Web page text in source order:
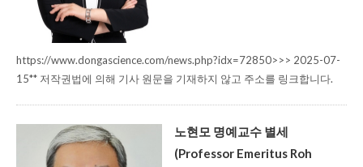
https://www.dongascience.com/news.php?idx=72850>>> 2025-07-
15** 저작권법에 의해 기사 원문을 기재하지 않고 주소를 링크합니다.
노현모 명예교수 별세
(Professor Emeritus Roh